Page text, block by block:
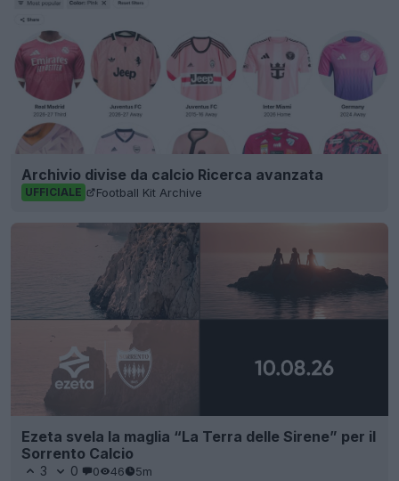
Archivio divise da calcio Ricerca avanzata
UFFICIALE Football Kit Archive
Ezeta svela la maglia “La Terra delle Sirene” per il
Sorrento Calcio
3 0 0 46 5m